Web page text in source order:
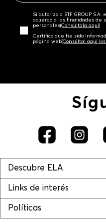
Sí autorizo a STF GROUP
acuerdo a las finalidades de
personales‎(Consúltala aquí)
Certifico que he sido
página web‎(Consúltal aquí
Descubre ELA
Links de interés
Políticas